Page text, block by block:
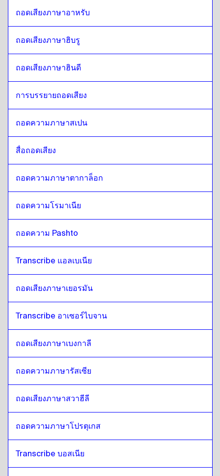
ถอดเสียงภาษาอาหรับ
ถอดเสียงภาษาฮิบรู
ถอดเสียงภาษาฮินดี
การบรรยายถอดเสียง
ถอดความภาษาสเปน
สื่อถอดเสียง
ถอดความภาษาตากาล็อก
ถอดความโรมาเนีย
ถอดความ Pashto
Transcribe แอลเบเนีย
ถอดเสียงภาษาเยอรมัน
Transcribe อาเซอร์ไบจาน
ถอดเสียงภาษาเบงกาลี
ถอดความภาษารัสเซีย
ถอดเสียงภาษาสวาฮีลี
ถอดความภาษาโปรตุเกส
Transcribe บอสเนีย